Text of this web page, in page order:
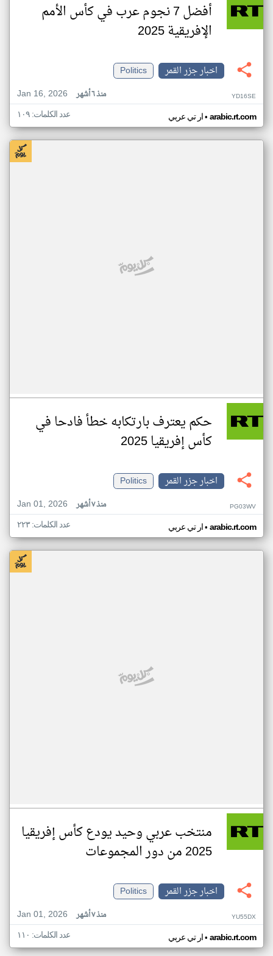
أفضل 7 نجوم عرب في كأس الأمم
الإفريقية 2025
اخبار جزر القمر
Politics
Jan 16, 2026
منذ ٦ أشهر YD16SE
ار تي عربي• arabic.rt.com عدد الكلمات: ١٠٩
حكم يعترف بارتكابه خطأ فادحا في
كأس إفريقيا 2025
اخبار جزر القمر
Politics
Jan 01, 2026
منذ ٧ أشهر PG03WV
ار تي عربي• arabic.rt.com عدد الكلمات: ٢٢٣
منتخب عربي وحيد يودع كأس إفريقيا
2025 من دور المجموعات
اخبار جزر القمر
Politics
Jan 01, 2026
منذ ٧ أشهر YU55DX
ار تي عربي• arabic.rt.com عدد الكلمات: ١١٠